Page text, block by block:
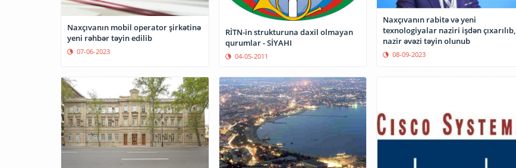
Naxçıvanın mobil operator şirkətinə
yeni rəhbər təyin edilib
07-06-2023
RİTN-in strukturuna daxil olmayan
qurumlar - SİYAHI
04-05-2011
Naxçıvanın rabitə və yeni
texnologiyalar naziri işdən çıxarılıb,
nazir əvəzi təyin olunub
08-09-2023